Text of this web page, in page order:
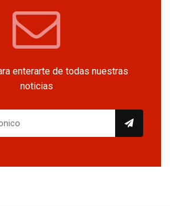
enterarte de todas nuestras
noticias